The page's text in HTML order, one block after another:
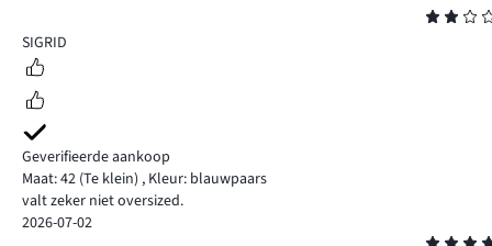
2
SIGRID
Geverifieerde aankoop
Maat: 42 (Te klein) , Kleur: blauwpaars
valt zeker niet oversized.
2026-07-02